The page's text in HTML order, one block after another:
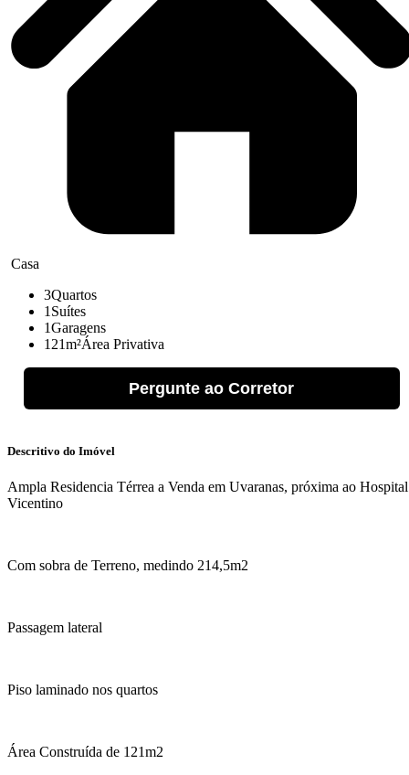
Casa
3Quartos
1 Suítes
1Garagens
121m²Área Privativa
Pergunte ao Corretor
Descritivo do Imóvel
Ampla Residencia Térrea a Venda em Uvaranas, próxima ao Hospital
Vicentino
Com sobra de Terreno, medindo 214,5m2
Passagem lateral
Piso laminado nos quartos
Área Construída de 121m2